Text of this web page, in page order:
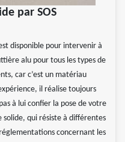
par SOS
disponible pour intervenir à
alu pour tous les types de
car c’est un matériau
il réalise toujours
à lui confier la pose de votre
qui résiste à différentes
concernant les